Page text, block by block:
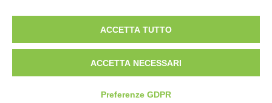
Amministrazione
ACCETTA TUTTO
ACCETTA NECESSARI
Preferenze GDPR